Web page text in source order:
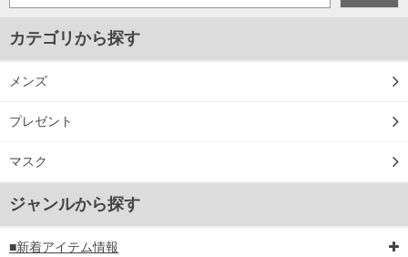
COLOR VARIATION
カテゴリから探す
メンズ
プレゼント
マスク
ジャンルから探す
■新着アイテム情報